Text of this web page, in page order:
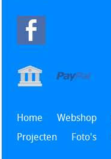
Home Webshop
Projecten
Foto's